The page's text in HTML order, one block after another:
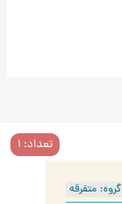
تعداد: 1
گروه: متفرقه